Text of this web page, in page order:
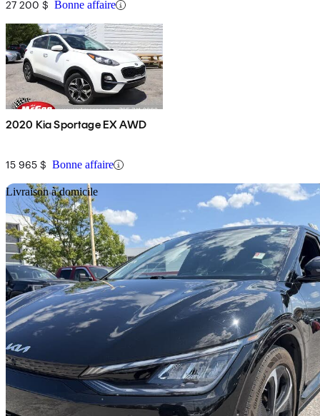
27 200 $ Bonne affaire
2020 Kia Sportage EX AWD
15 965 $ Bonne affaire
Livraison à domicile
2024 Kia EV6